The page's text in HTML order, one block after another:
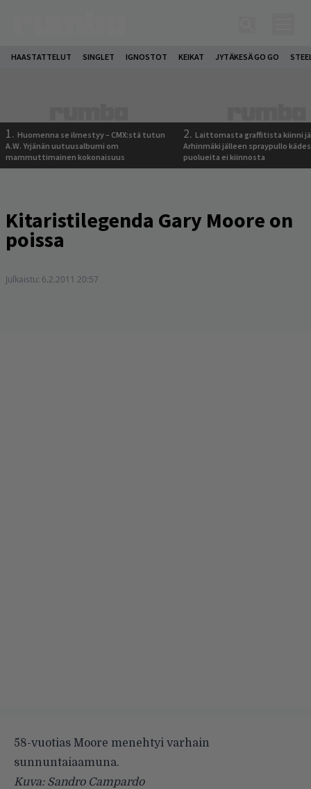
HAASTATTELUT SINGLET IGNOSTOT KEIKAT JYTÄKESÄ GO GO
1. Huomenna se ilmestyy – CMX:stä tutun
A.W. Yrjänän uutuusalbumi om
mammuttimainen kokonaisuus
2. Laittomasta graffitista kiinni
Arhinmäki jälleen spraypullo
puolueita ei kiinnosta
Kitaristilegenda Gary Moore on
poissa
Julkaistu: 6.2.2011 20:57
58-vuotias Moore menehtyi varhain
sunnuntaiaamuna.
Kuva: Sandro Campardo